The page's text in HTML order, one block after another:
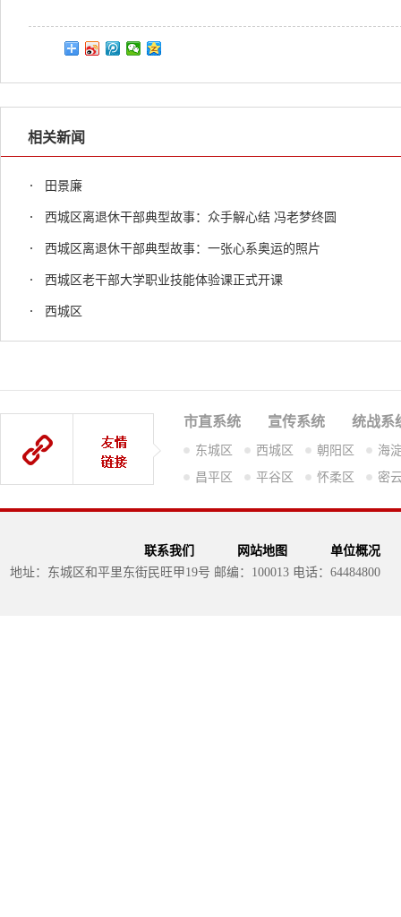
相关新闻
田景廉
西城区离退休干部典型故事：众手解心结 冯老梦终圆
西城区离退休干部典型故事：一张心系奥运的照片
西城区老干部大学职业技能体验课正式开课
西城区
市直系统 宣传系统 统战系
东城区 西城区 朝阳区
海
昌平区
平谷区 怀柔区 密
联系我们 网站地图
单位概况
地址：东城区和平里东街民旺甲19号 邮编：100013 电话：64484800